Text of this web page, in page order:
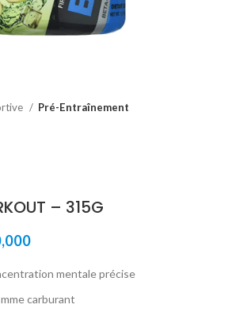
Pré-Entraînement
– 315G
Le
actuel
DT 50,000.
mentale précise
carburant